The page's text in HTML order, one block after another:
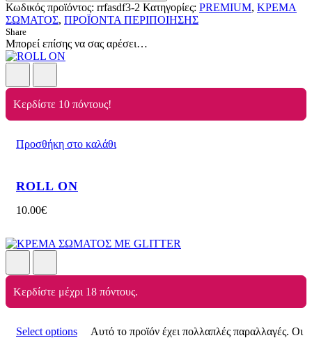
Κωδικός προϊόντος: rrfasdf3-2 Κατηγορίες: PREMIUM, ΚΡΕΜΑ
ΣΩΜΑΤΟΣ, ΠΡΟΪΟΝΤΑ ΠΕΡΙΠΟΙΗΣΗΣ
Share
Μπορεί επίσης να σας αρέσει…
Κερδίστε 10 πόντους!
Προσθήκη στο καλάθι
ROLL ON
10.00€
Κερδίστε μέχρι 18 πόντους.
Select options
Αυτό το προϊόν έχει πολλαπλές παραλλαγές. Οι